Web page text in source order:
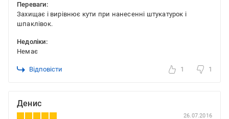
Переваги:
Захищає і вирівнює кути при нанесенні штукатурок і
шпаклівок.
Недоліки:
Немає
Відповісти 1 1
Денис
26.07.2016